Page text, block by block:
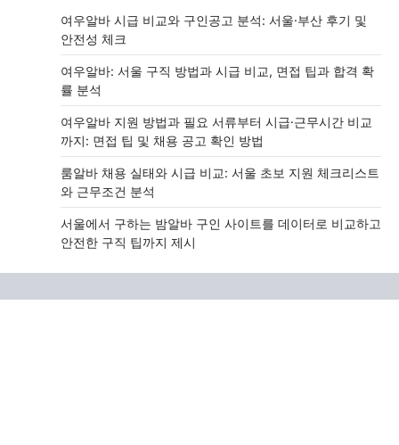
여우알바 시급 비교와 구인공고 분석: 서울·부산 후기 및
안전성 체크
여우알바: 서울 구직 방법과 시급 비교, 면접 팁과 합격 확
률 분석
여우알바 지원 방법과 필요 서류부터 시급·근무시간 비교
까지: 면접 팁 및 채용 공고 확인 방법
룸알바 채용 실태와 시급 비교: 서울 초보 지원 체크리스트
와 근무조건 분석
서울에서 구하는 밤알바 구인 사이트를 데이터로 비교하고
안전한 구직 팁까지 제시